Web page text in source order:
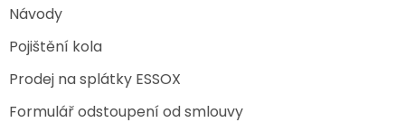
Návody
Pojištění kola
Prodej na splátky ESSOX
Formulář odstoupení od smlouvy